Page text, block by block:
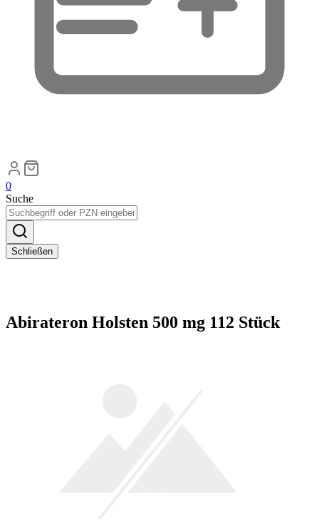
0
Suche
Schließen
Abirateron Holsten 500 mg 112 Stück